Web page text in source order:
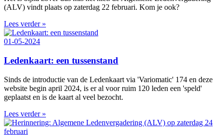
(ALV) vindt plaats op zaterdag 22 februari. Kom je ook?
Lees verder »
01-05-2024
Ledenkaart: een tussenstand
Sinds de introductie van de Ledenkaart via 'Variomatic' 174 en deze
website begin april 2024, is er al voor ruim 120 leden een 'speld'
geplaatst en is de kaart al veel bezocht.
Lees verder »